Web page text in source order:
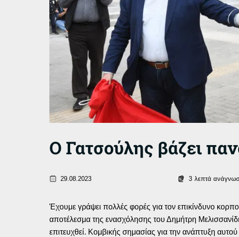
Ο Γατσούλης βάζει
29.08.2023 3 λεπτά
Έχουμε γράψει πολλές φορές για τον επικίνδυνο
αποτέλεσμα της ενασχόλησης του Δημήτρη
επιτευχθεί. Κομβικής σημασίας για την ανάπτυξη